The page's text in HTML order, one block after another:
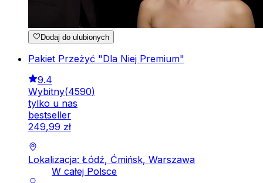
Dodaj do ulubionych
Pakiet Przeżyć "Dla Niej Premium"
9.4
Wybitny(4590)
tylko u nas
bestseller
249,99 zł
Lokalizacja: Łódź, Ćmińsk, Warszawa
W całej Polsce